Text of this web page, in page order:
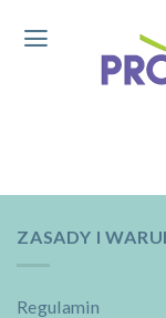
ZASADY I
Regulamin